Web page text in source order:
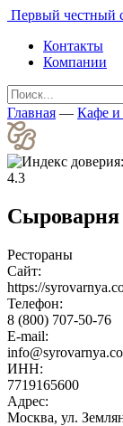
Первый честный
Контакты
Компании
Главная — Кафе и
4.3
Сыроварня
Рестораны
Сайт:
https://
Телефон:
8 (800) 707-50-76
E-mail:
ИНН:
7719165600
Адрес:
Москва, ул.